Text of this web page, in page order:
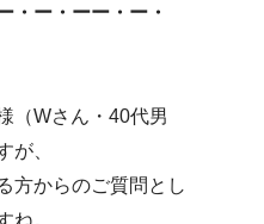
・ー・ーー・ー・
（Wさん・40代男
が、
方からのご質問とし
ね。